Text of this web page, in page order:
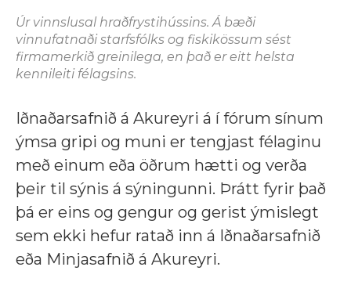
Úr vinnslusal hraðfrystihússins. Á bæði
vinnufatnaði starfsfólks og fiskikössum sést
firmamerkið greinilega, en það er eitt helsta
kennileiti félagsins.
Iðnaðarsafnið á Akureyri á í fórum sínum
ýmsa gripi og muni er tengjast félaginu
með einum eða öðrum hætti og verða
þeir til sýnis á sýningunni. Þrátt fyrir það
þá er eins og gengur og gerist ýmislegt
sem ekki hefur ratað inn á Iðnaðarsafnið
eða Minjasafnið á Akureyri.